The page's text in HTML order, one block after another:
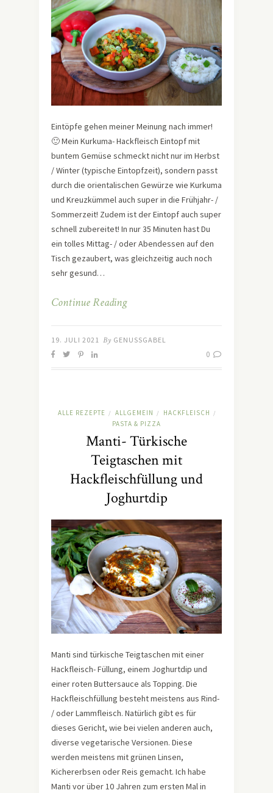
Eintöpfe gehen meiner Meinung nach immer!
🙂 Mein Kurkuma- Hackfleisch Eintopf mit
buntem Gemüse schmeckt nicht nur im Herbst
/ Winter (typische Eintopfzeit), sondern passt
durch die orientalischen Gewürze wie Kurkuma
und Kreuzkümmel auch super in die Frühjahr- /
Sommerzeit! Zudem ist der Eintopf auch super
schnell zubereitet! In nur 35 Minuten hast Du
ein tolles Mittag- / oder Abendessen auf den
Tisch gezaubert, was gleichzeitig auch noch
sehr gesund…
Continue Reading
19. JULI 2021 By GENUSSGABEL
0
ALLE REZEPTE / ALLGEMEIN / HACKFLEISCH /
PASTA & PIZZA
Manti- Türkische
Teigtaschen mit
Hackfleischfüllung und
Joghurtdip
Manti sind türkische Teigtaschen mit einer
Hackfleisch- Füllung, einem Joghurtdip und
einer roten Buttersauce als Topping. Die
Hackfleischfüllung besteht meistens aus Rind-
/ oder Lammfleisch. Natürlich gibt es für
dieses Gericht, wie bei vielen anderen auch,
diverse vegetarische Versionen. Diese
werden meistens mit grünen Linsen,
Kichererbsen oder Reis gemacht. Ich habe
Manti vor über 10 Jahren zum ersten Mal in